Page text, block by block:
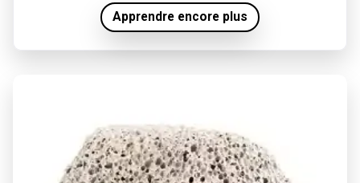
Apprendre encore plus